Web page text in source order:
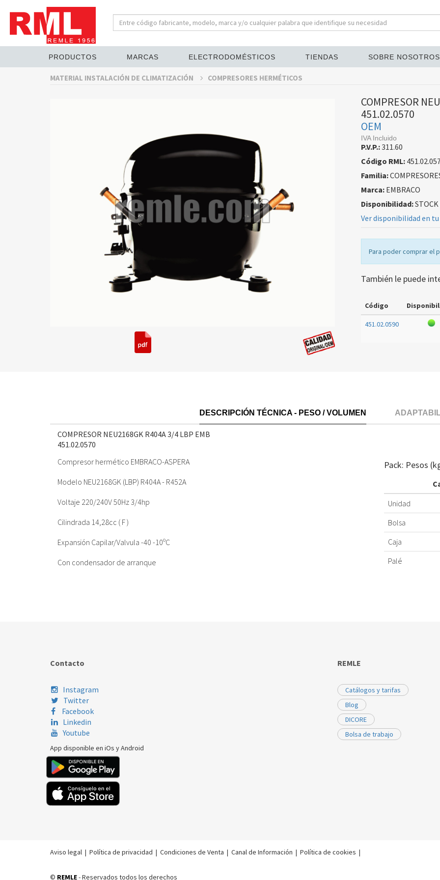
PRODUCTOS MARCAS ELECTRODOMÉSTICOS TIENDAS SOBRE NOSOTROS
MATERIAL INSTALACIÓN DE CLIMATIZACIÓN COMPRESORES HERMÉTICOS
COMPRESOR
451.02.0570
OEM
IVA Incluido
P.V.P.:311.60
Código RML:
Familia:
Marca:EMBRACO
Disponibilidad:STOCK
Ver disponibilidad en
Para poder comprar el
También le puede
Código
451.02.0590
DESCRIPCIÓN TÉCNICA - PESO / VOLUMEN
COMPRESOR NEU2168GK R404A 3/4 LBP EMB
451.02.0570
Compresor hermético EMBRACO-ASPERA
Modelo NEU2168GK (LBP) R404A - R452A
Voltaje 220/240V 50Hz 3/4hp
Cilindrada 14,28cc ( F )
Expansión Capilar/Valvula -40 -10ºC
Con condensador de arranque
Pack: Pesos
Unidad
Bolsa
Caja
Palé
Contacto
Instagram
Twitter
Facebook
Linkedin
Youtube
App disponible en iOs y Android
REMLE
Catálogos y tarifas
Blog
DICORE
Bolsa de trabajo
Aviso legal | Política de privacidad | Condiciones de Venta | Canal de Información | Política de cookies |
© REMLE- Reservados todos los derechos